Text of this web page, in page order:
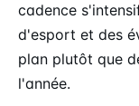
cadence
d'esport et des
plan plutôt que
l'année.